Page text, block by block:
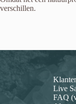
verschillen.
Live
FAQ